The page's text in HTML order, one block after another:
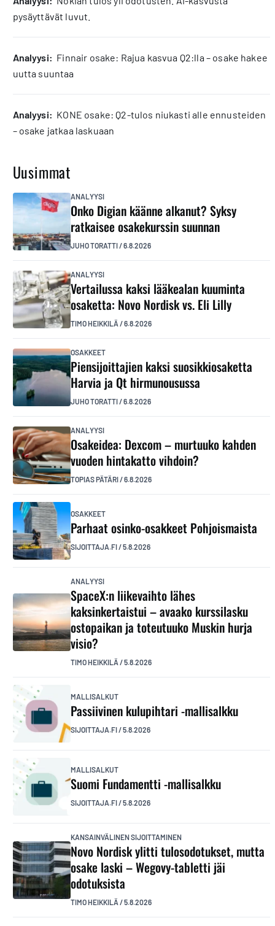
pysäyttävät luvut.
analyysi: Finnair osake: Rajua kasvua Q2:lla – osake hakee
uutta suuntaa
analyysi: KONE osake: Q2-tulos niukasti alle ennusteiden
– osake jatkaa laskuaan
Uusimmat
ANALYYSI
Onko Digian käänne alkanut? Syksy
ratkaisee osakekurssin suunnan
JUHO TORATTI/6.8.2026
ANALYYSI
Vertailussa kaksi lääkealan kuuminta
osaketta: Novo Nordisk vs. Eli Lilly
TIMO HEIKKILÄ /6.8.2026
OSAKKEET
Piensijoittajien kaksi suosikkiosaketta
Harvia ja Qt hirmunousussa
JUHO TORATTI/6.8.2026
ANALYYSI
Osakeidea: Dexcom – murtuuko kahden
vuoden hintakatto vihdoin?
TOPIAS PÄTÄRI/6.8.2026
OSAKKEET
Parhaat osinko-osakkeet Pohjoismaista
SIJOITTAJA.FI/5.8.2026
ANALYYSI
SpaceX:n liikevaihto lähes
kaksinkertaistui – avaako kurssilasku
ostopaikan ja toteutuuko Muskin hurja
visio?
TIMO HEIKKILÄ /5.8.2026
MALLISALKUT
Passiivinen kulupihtari -mallisalkku
SIJOITTAJA.FI/5.8.2026
MALLISALKUT
Suomi Fundamentti -mallisalkku
SIJOITTAJA.FI/5.8.2026
KANSAINVÄLINEN SIJOITTAMINEN
Novo Nordisk ylitti tulosodotukset, mutta
osake laski – Wegovy-tabletti jäi
odotuksista
TIMO HEIKKILÄ /5.8.2026